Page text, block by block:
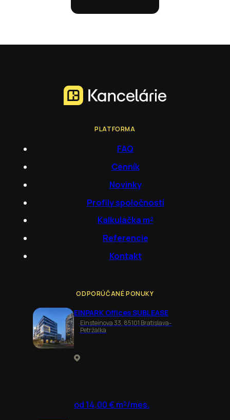
PLATFORMA
FAQ
Cenník
Novinky
Profily spoločností
Kalkulačka m²
Referencie
Kontakt
ODPORÚČANÉ PONUKY
EINPARK Offices SUBLEASE
Einsteinova 33, 85101 Bratislava-
Petržalka
od 14,00 € m²/mes.